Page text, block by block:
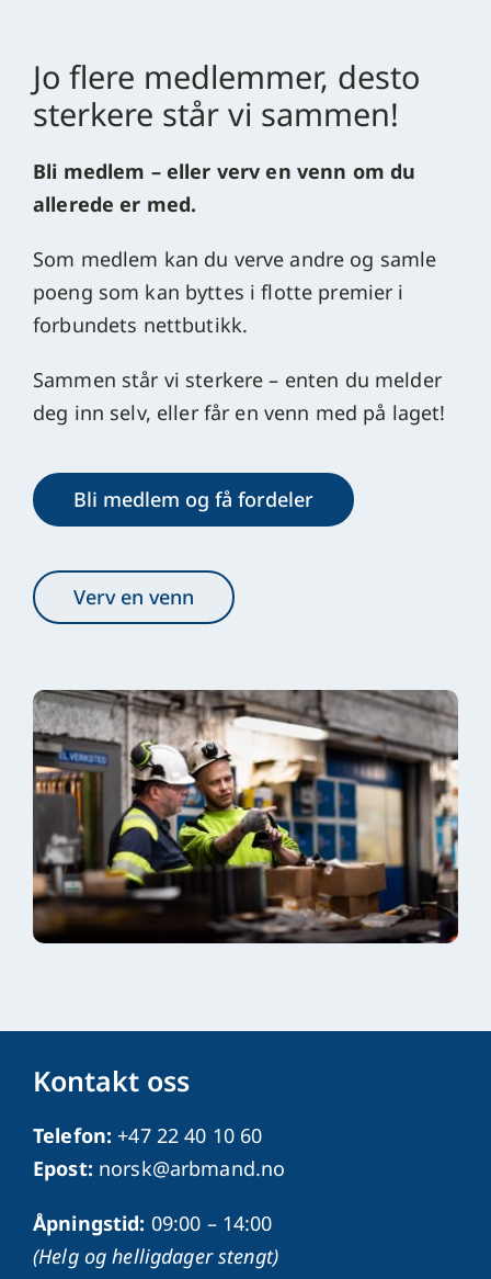
Jo flere medlemmer, desto
sterkere står vi sammen!
Bli medlem – eller verv en venn om du
allerede er med.
Som medlem kan du verve andre og samle
poeng som kan byttes i flotte premier i
forbundets nettbutikk.
Sammen står vi sterkere – enten du melder
deg inn selv, eller får en venn med på laget!
Bli medlem og få fordeler
Verv en venn
Kontakt oss
Telefon: +47 22 40 10 60
Epost: norsk@arbmand.no
Åpningstid: 09:00 – 14:00
(Helg og helligdager stengt)